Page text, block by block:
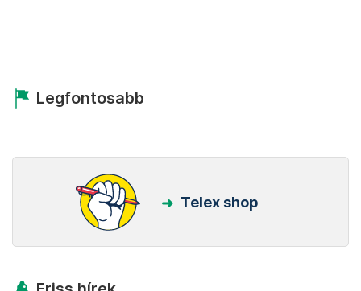
Legfontosabb
Telex shop